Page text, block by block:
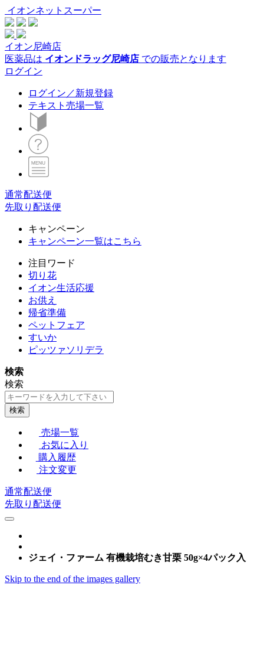
イオンネットスーパー
イオン尼崎店
医薬品は イオンドラッグ尼崎店 での販売となります
ログイン
ログイン／新規登録
テキスト売場一覧
通常配送便
先取り配送便
キャンペーン
キャンペーン一覧はこちら
注目ワード
切り花
イオン生活応援
お供え
帰省準備
ペットフェア
すいか
ピッツァソリデラ
検索
検索
検索
売場一覧
お気に入り
購入履歴
注文変更
通常配送便
先取り配送便
ジェイ・ファーム 有機栽培むき甘栗 50g×4パック入
Skip to the end of the images gallery